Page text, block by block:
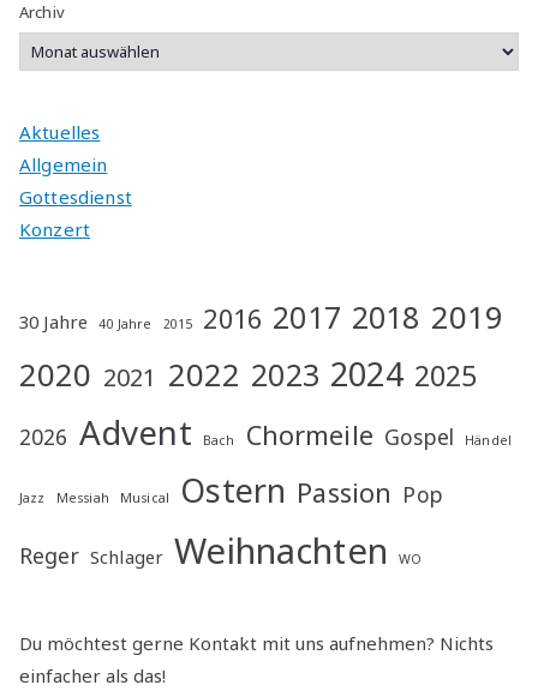
Archiv
Aktuelles
Allgemein
Gottesdienst
Konzert
30 Jahre 40 Jahre 2015 2016 2017 2018 2019
2020 2021 2022 2023 2024 2025
2026 Advent Bach Chormeile Gospel Händel
Jazz Messiah Musical Ostern Passion Pop
Reger Schlager Weihnachten WO
Du möchtest gerne Kontakt mit uns aufnehmen? Nichts
einfacher als das!